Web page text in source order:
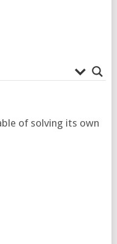
of solving its own